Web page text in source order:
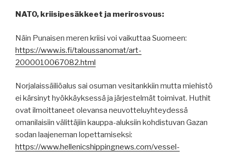
NATO, kriisipesäkkeet ja merirosvous:
Näin Punaisen meren kriisi voi vaikuttaa Suomeen:
https://www.is.fi/taloussanomat/art-
2000010067082.html
Norjalaissäiliöalus sai osuman vesitankkiin mutta miehistö
ei kärsinyt hyökkäyksessä ja järjestelmät toimivat. Huthit
ovat ilmoittaneet olevansa neuvotteluyhteydessä
omanilaisiin välittäjiin kauppa-aluksiin kohdistuvan Gazan
sodan laajeneman lopettamiseksi:
https://www.hellenicshippingnews.com/vessel-